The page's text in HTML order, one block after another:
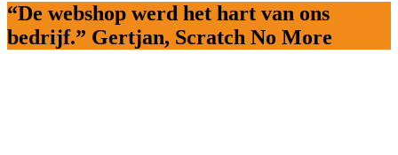
“De webshop werd het hart van ons
bedrijf.” Gertjan, Scratch No More